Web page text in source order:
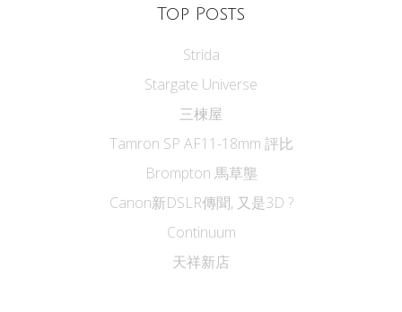
Top Posts
Strida
Stargate Universe
三楝屋
Tamron SP AF11-18mm 評比
Brompton 馬草壟
Canon新DSLR傳聞, 又是3D ?
Continuum
天祥新店